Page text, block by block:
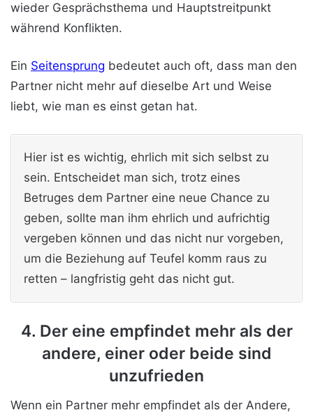
wieder Gesprächsthema und Hauptstreitpunkt
während Konflikten.
Ein Seitensprung bedeutet auch oft, dass man den
Partner nicht mehr auf dieselbe Art und Weise
liebt, wie man es einst getan hat.
Hier ist es wichtig, ehrlich mit sich selbst zu
sein. Entscheidet man sich, trotz eines
Betruges dem Partner eine neue Chance zu
geben, sollte man ihm ehrlich und aufrichtig
vergeben können und das nicht nur vorgeben,
um die Beziehung auf Teufel komm raus zu
retten – langfristig geht das nicht gut.
4. Der eine empfindet mehr als der
andere, einer oder beide sind
unzufrieden
Wenn ein Partner mehr empfindet als der Andere,